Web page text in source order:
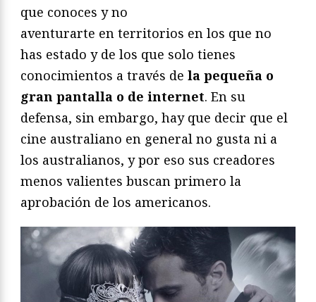
que conoces y no
aventurarte en territorios en los que no
has estado y de los que solo tienes
conocimientos a través de la pequeña o
gran pantalla o de internet. En su
defensa, sin embargo, hay que decir que el
cine australiano en general no gusta ni a
los australianos, y por eso sus creadores
menos valientes buscan primero la
aprobación de los americanos.